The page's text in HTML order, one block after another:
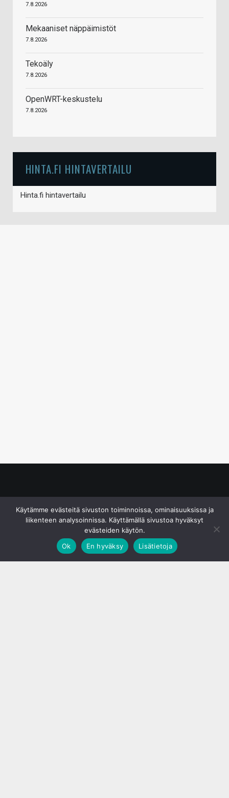
7.8.2026
Mekaaniset näppäimistöt
7.8.2026
Tekoäly
7.8.2026
OpenWRT-keskustelu
7.8.2026
HINTA.FI HINTAVERTAILU
Hinta.fi hintavertailu
Käytämme evästeitä sivuston toiminnoissa, ominaisuuksissa ja
liikenteen analysoinnissa. Käyttämällä sivustoa hyväksyt
evästeiden käytön.
Ok
En hyväksy Lisätietoja